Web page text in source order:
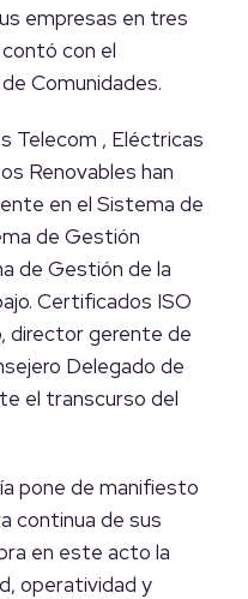
empresas en tres
con el
Comunidades.
Telecom , Eléctricas
Renovables han
en el Sistema de
de Gestión
de Gestión de la
Certificados ISO
director gerente de
Delegado de
el transcurso del
pone de manifiesto
continua de sus
en este acto la
operatividad y